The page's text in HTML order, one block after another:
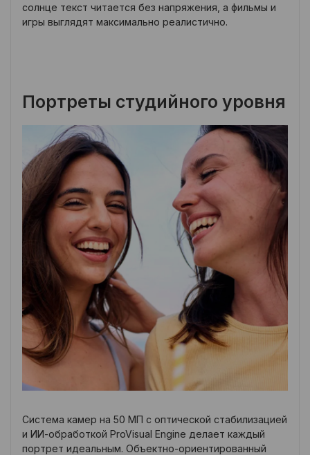
солнце текст читается без напряжения, а фильмы и
игры выглядят максимально реалистично.
Портреты студийного уровня
Система камер на 50 МП с оптической стабилизацией
и ИИ-обработкой ProVisual Engine делает каждый
портрет идеальным. Объектно-ориентированный